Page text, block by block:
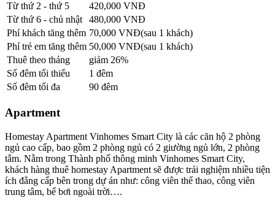
Từ thứ 2 - thứ 5
420,000 VNĐ
Từ thứ 6 - chủ nhật
480,000 VNĐ
Phí khách tăng thêm 70,000 VNĐ(sau 1 khách)
Phí trẻ em tăng thêm 50,000 VNĐ(sau 1 khách)
Thuê theo tháng
giảm 26%
Số đêm tối thiểu
1 đêm
Số đêm tối đa
90 đêm
Apartment
Homestay Apartment Vinhomes Smart City là các căn hộ 2 phòng
ngủ cao cấp, bao gồm 2 phòng ngủ có 2 giường ngủ lớn, 2 phòng
tắm. Nằm trong Thành phố thông minh Vinhomes Smart City,
khách hàng thuê homestay Apartment sẽ được trải nghiệm nhiều tiện
ích đẳng cấp bên trong dự án như: công viên thể thao, công viên
trung tâm, bể bơi ngoài trời….